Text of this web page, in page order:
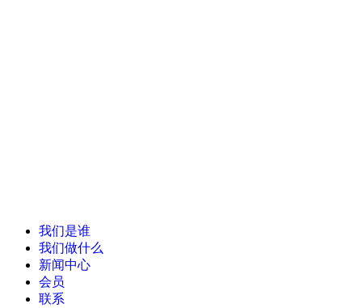
我们是谁
我们做什么
新闻中心
会员
联系